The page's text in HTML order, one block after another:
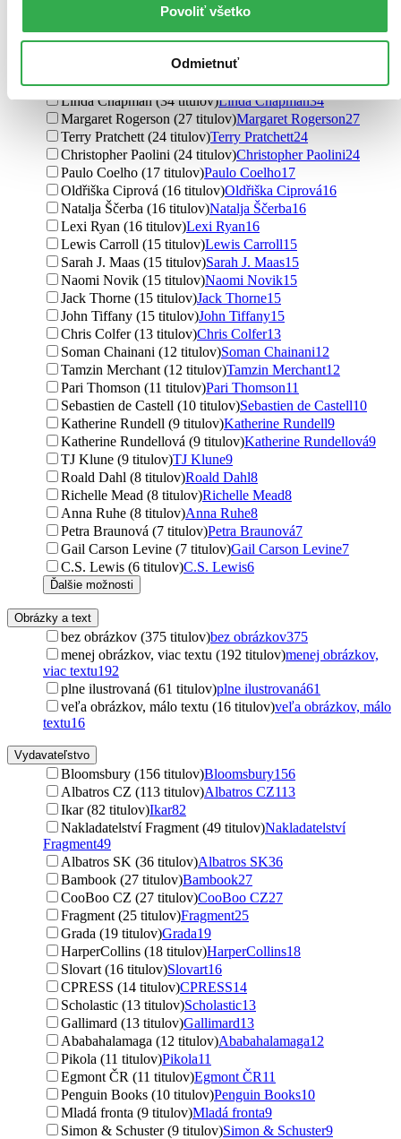
Povoliť všetko
Odmietnuť
J.K. Rowling (413 titulov)J.K. Rowling413
J. K. Rowling (264 titulov)J. K. Rowling
J.K. Rowling (44 titulov)J.K. Rowling44
Linda Chapman (34 titulov)Linda Chapman34
Margaret Rogerson (27 titulov)Margaret Rogerson27
Terry Pratchett (24 titulov)Terry Pratchett24
Christopher Paolini (24 titulov)Christopher Paolini24
Paulo Coelho (17 titulov)Paulo Coelho17
Oldřiška Ciprová (16 titulov)Oldřiška Ciprová16
Natalja Ščerba (16 titulov)Natalja Ščerba16
Lexi Ryan (16 titulov)Lexi Ryan16
Lewis Carroll (15 titulov)Lewis Carroll15
Sarah J. Maas (15 titulov)Sarah J. Maas15
Naomi Novik (15 titulov)Naomi Novik15
Jack Thorne (15 titulov)Jack Thorne15
John Tiffany (15 titulov)John Tiffany15
Chris Colfer (13 titulov)Chris Colfer13
Soman Chainani (12 titulov)Soman Chainani12
Tamzin Merchant (12 titulov)Tamzin Merchant12
Pari Thomson (11 titulov)Pari Thomson11
Sebastien de Castell (10 titulov)Sebastien de Castell10
Katherine Rundell (9 titulov)Katherine Rundell9
Katherine Rundellová (9 titulov)Katherine Rundellová9
TJ Klune (9 titulov)TJ Klune9
Roald Dahl (8 titulov)Roald Dahl8
Richelle Mead (8 titulov)Richelle Mead8
Anna Ruhe (8 titulov)Anna Ruhe8
Petra Braunová (7 titulov)Petra Braunová7
Gail Carson Levine (7 titulov)Gail Carson Levine7
C.S. Lewis (6 titulov)C.S. Lewis6
Ďalšie možnosti
Obrázky a text
bez obrázkov (375 titulov)bez obrázkov375
menej obrázkov, viac textu (192 titulov)menej obrázkov,
viac textu192
plne ilustrovaná (61 titulov)plne ilustrovaná61
veľa obrázkov, málo textu (16 titulov)veľa obrázkov, málo
textu16
Vydavateľstvo
Bloomsbury (156 titulov)Bloomsbury156
Albatros CZ (113 titulov)Albatros CZ113
Ikar (82 titulov)Ikar82
Nakladatelství Fragment (49 titulov)Nakladatelství
Fragment49
Albatros SK (36 titulov)Albatros SK36
Bambook (27 titulov)Bambook27
CooBoo CZ (27 titulov)CooBoo CZ27
Fragment (25 titulov)Fragment25
Grada (19 titulov)Grada19
HarperCollins (18 titulov)HarperCollins18
Slovart (16 titulov)Slovart16
CPRESS (14 titulov)CPRESS14
Scholastic (13 titulov)Scholastic13
Gallimard (13 titulov)Gallimard13
Ababahalamaga (12 titulov)Ababahalamaga12
Pikola (11 titulov)Pikola11
Egmont ČR (11 titulov)Egmont ČR11
Penguin Books (10 titulov)Penguin Books10
Mladá fronta (9 titulov)Mladá fronta9
Simon & Schuster (9 titulov)Simon & Schuster9